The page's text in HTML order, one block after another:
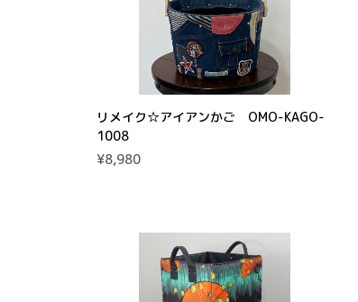
リメイク☆アイアンかご OMO-KAGO-
1008
¥8,980